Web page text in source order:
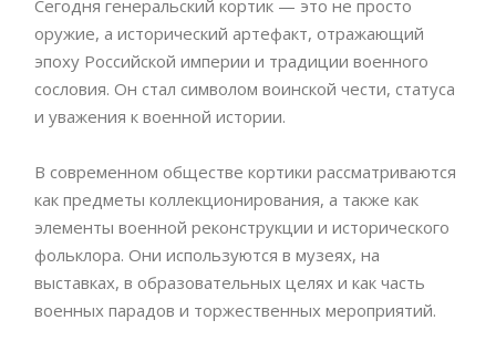
Сегодня генеральский кортик — это не просто
оружие, а исторический артефакт, отражающий
эпоху Российской империи и традиции военного
сословия. Он стал символом воинской чести, статуса
и уважения к военной истории.
В современном обществе кортики рассматриваются
как предметы коллекционирования, а также как
элементы военной реконструкции и исторического
фольклора. Они используются в музеях, на
выставках, в образовательных целях и как часть
военных парадов и торжественных мероприятий.